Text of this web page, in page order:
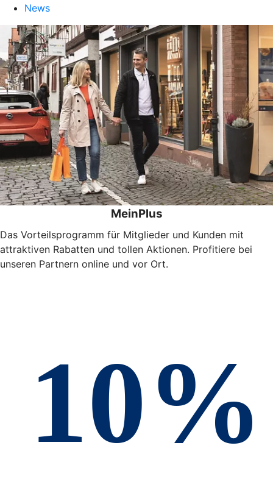
News
MeinPlus
Das Vorteilsprogramm für Mitglieder und Kunden mit
attraktiven Rabatten und tollen Aktionen. Profitiere bei
unseren Partnern online und vor Ort.